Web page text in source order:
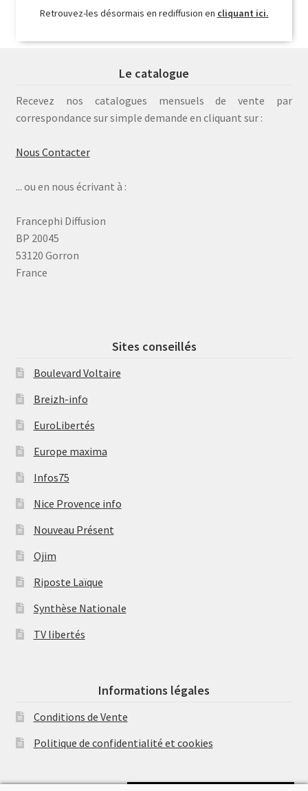
Retrouvez-les désormais en rediffusion en cliquant ici.
Le catalogue
Recevez nos catalogues mensuels de vente par
correspondance sur simple demande en cliquant sur :
Nous Contacter
... ou en nous écrivant à :
Francephi Diffusion
BP 20045
53120 Gorron
France
Sites conseillés
Boulevard Voltaire
Breizh-info
EuroLibertés
Europe maxima
Infos75
Nice Provence info
Nouveau Présent
Ojim
Riposte Laïque
Synthèse Nationale
TV libertés
Informations légales
Conditions de Vente
Politique de confidentialité et cookies